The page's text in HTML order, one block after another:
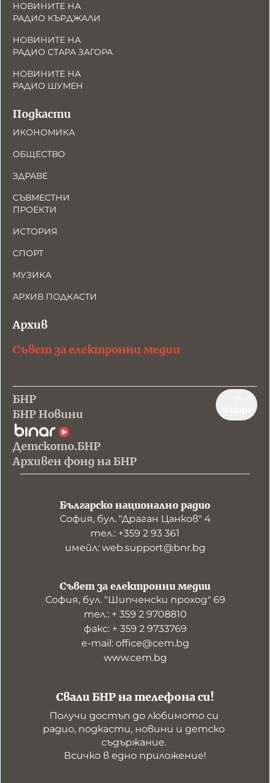
НОВИНИТЕ НА
РАДИО КЪРДЖАЛИ
НОВИНИТЕ НА
РАДИО СТАРА ЗАГОРА
НОВИНИТЕ НА
РАДИО ШУМЕН
Подкасти
ИКОНОМИКА
ОБЩЕСТВО
ЗДРАВЕ
СЪВМЕСТНИ
ПРОЕКТИ
ИСТОРИЯ
СПОРТ
МУЗИКА
АРХИВ ПОДКАСТИ
Архив
Съвет за електронни медии
БНР
БНР Новини
Детското.БНР
Архивен фонд на БНР
Българско национално радио
София, бул. "Драган Цанков" 4
тел.: +359 2 93 361
имейл: web.support@bnr.bg
Свали БНР на телефона си!
Получи достъп до любимото си
радио, подкасти, новини и детско
съдържание.
Всичко в едно приложение!
Съвет за електронни медии
София, бул. "Шипченски проход" 69
тел.: + 359 2 9708810
факс: + 359 2 9733769
е-mail: office@cem.bg
www.cem.bg